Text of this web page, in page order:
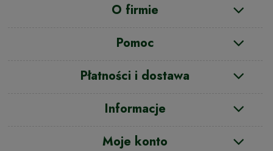
O firmie
Pomoc
Płatności i dostawa
Informacje
Moje konto